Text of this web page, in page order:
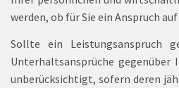
werden, ob für Sie ein Anspruch
Sollte ein Leistungsanspruch
Unterhaltsansprüche
unberücksichtigt, sofern deren